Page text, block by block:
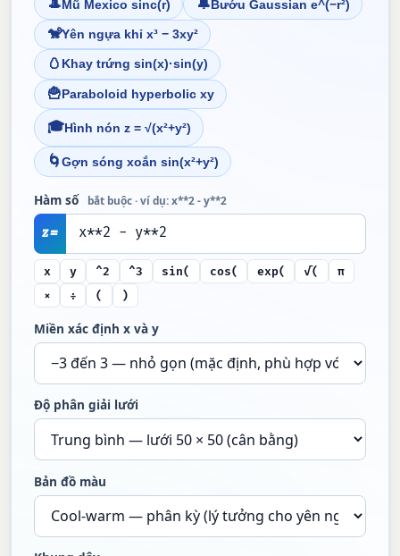
🎩Mũ Mexico sinc(r) 🔔Bướu Gaussian e^(−r²)
🐒Yên ngựa khỉ x³ − 3xy²
🥚 Khay trứng sin(x)·sin(y)
🍟 Paraboloid hyperbolic xy
🎓Hình nón z = √(x²+y²)
🌀 Gợn sóng xoắn sin(x²+y²)
Hàm số bắt buộc · ví dụ: x**2 - y**2
z =
x y ^2 ^3 sin( cos( exp( √(
π
×
÷ ( )
Miền xác định x và y
Độ phân giải lưới
Bản đồ màu